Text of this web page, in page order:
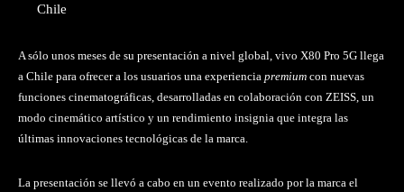
Chile
A sólo unos meses de su presentación a nivel global, vivo X80 Pro 5G llega
a Chile para ofrecer a los usuarios una experiencia premium con nuevas
funciones cinematográficas, desarrolladas en colaboración con ZEISS, un
modo cinemático artístico y un rendimiento insignia que integra las
últimas innovaciones tecnológicas de la marca.
La presentación se llevó a cabo en un evento realizado por la marca el